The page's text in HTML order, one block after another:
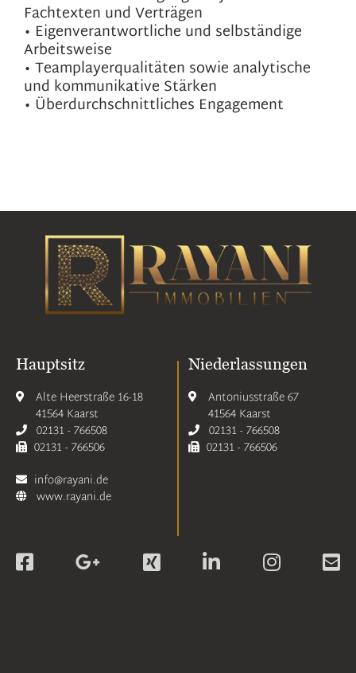
Fachtexten und Verträgen
• Eigenverantwortliche und selbständige
Arbeitsweise
• Teamplayerqualitäten sowie analytische
und kommunikative Stärken
• Überdurchschnittliches Engagement
Hauptsitz
Alte Heerstraße 16-18
41564 Kaarst
02131 - 766508
02131 - 766506
info@rayani.de
www.rayani.de
Niederlassungen
Antoniusstraße 67
41564 Kaarst
02131 - 766508
02131 - 766506